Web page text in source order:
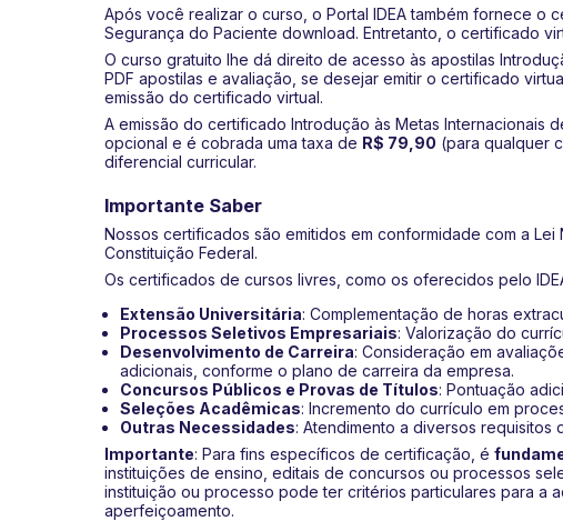
Após você realizar o curso, o Portal IDEA também fornece o
Segurança do Paciente download. Entretanto, o certificado
O curso gratuito lhe dá direito de acesso às apostilas
PDF apostilas e avaliação, se desejar emitir o certificado
emissão do certificado virtual.
A emissão do certificado Introdução às Metas Internacionais
opcional e é cobrada uma taxa de R$ 79,90 (para qualquer
diferencial curricular.
Importante Saber
Nossos certificados são emitidos em conformidade com a Lei
Constituição Federal.
Os certificados de cursos livres, como os oferecidos pelo
Extensão Universitária: Complementação de horas
Processos Seletivos Empresariais: Valorização do
Desenvolvimento de Carreira: Consideração em
adicionais, conforme o plano de carreira da empresa.
Concursos Públicos e Provas de Títulos: Pontuação
Seleções Acadêmicas: Incremento do currículo em
Outras Necessidades: Atendimento a diversos
Importante: Para fins específicos de certificação, é
instituições de ensino, editais de concursos ou processos
instituição ou processo pode ter critérios particulares para a
aperfeiçoamento.